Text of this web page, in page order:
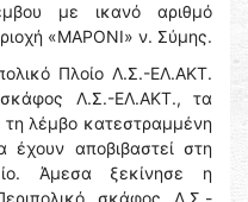
με ικανό αριθμό
«ΜΑΡΟΝΙ» ν. Σύμης.
Πλοίο Λ.Σ.-ΕΛ.ΑΚΤ.
Λ.Σ.-ΕΛ.ΑΚΤ., τα
τη λέμβο κατεστραμμένη
έχουν αποβιβαστεί στη
Άμεσα ξεκίνησε η